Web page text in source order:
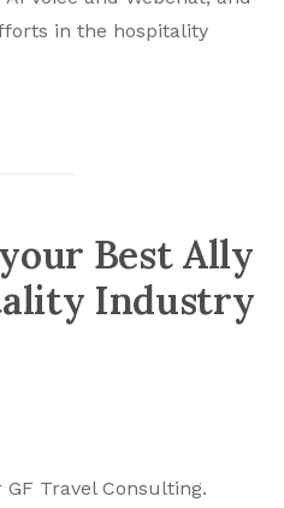
in the hospitality
Best Ally
Industry
Travel Consulting.